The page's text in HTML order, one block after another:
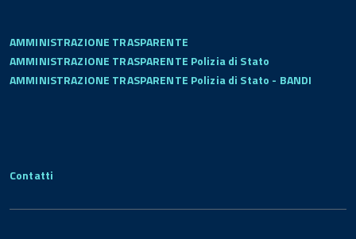
AMMINISTRAZIONE TRASPARENTE
AMMINISTRAZIONE TRASPARENTE Polizia di Stato
AMMINISTRAZIONE TRASPARENTE Polizia di Stato - BANDI
Contatti